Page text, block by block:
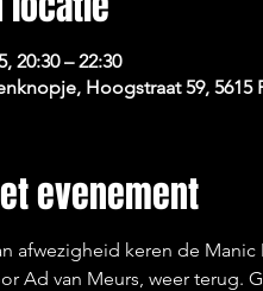
20:30 – 22:30
Hoogstraat 59, 5615
evenement
afwezigheid keren de
Ad van Meurs, weer terug.